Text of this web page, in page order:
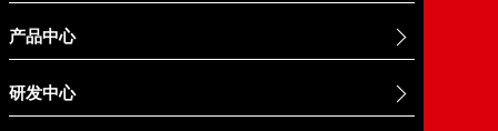
产品中心
研发中心